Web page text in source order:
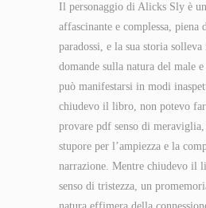
Il personaggio di Alicks Sly è
affascinante e complessa,
paradossi, e la sua storia
domande sulla natura del male
può manifestarsi in modi
chiudevo il libro, non potevo
provare pdf senso di meraviglia,
stupore per l’ampiezza e la
narrazione. Mentre chiudevo il
senso di tristezza, un